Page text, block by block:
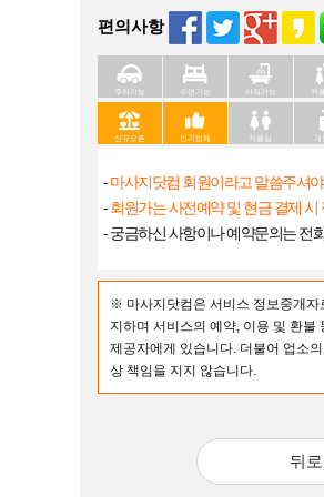
편의사항
주차가능 수면가능 샤워가능 커
신규오픈 인기업체 커플실 개
-마사지닷컴 회원이라고 말씀주셔
-회원가는 사전예약 및 현금 결제 시
- 궁금하신 사항이나 예약문의는 전
※ 마사지닷컴은 서비스 정보중개자
지하며 서비스의 예약, 이용 및 환불
제공자에게 있습니다. 더불어 업소
상 책임을 지지 않습니다.
뒤